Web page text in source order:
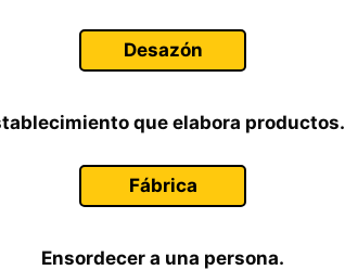
Desazón
que elabora productos.
Fábrica
Ensordecer a una persona.